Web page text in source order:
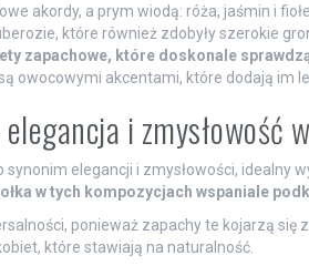
akordy, a prym wiodą: róża, jaśmin i
które również zdobyły szerokie
zapachowe, które doskonale
owocowymi akcentami, które dodają im
i
elegancji i zmysłowości, idealny
w tych kompozycjach wspaniale
ponieważ zapachy te kojarzą się
które stawiają na naturalność.